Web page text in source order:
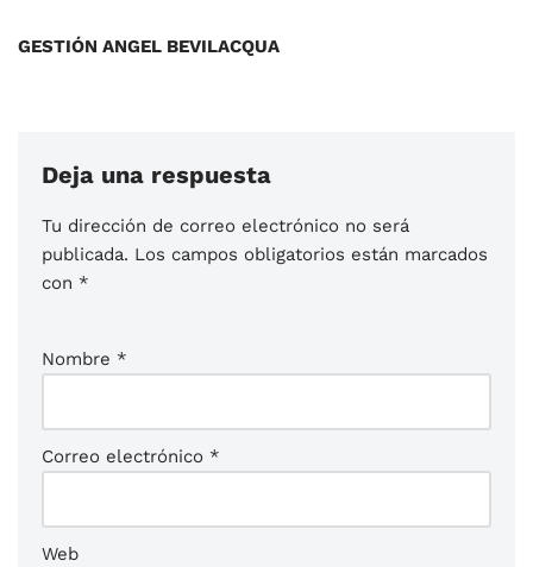
GESTIÓN ANGEL BEVILACQUA
Deja una respuesta
Tu dirección de correo electrónico no será
publicada. Los campos obligatorios están marcados
con *
Nombre *
Correo electrónico *
Web